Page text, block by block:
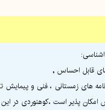
قابل احساس ,
های زمستانی ، فنی و
پذیر است ،کوهنوردی در این شرایط برای قله